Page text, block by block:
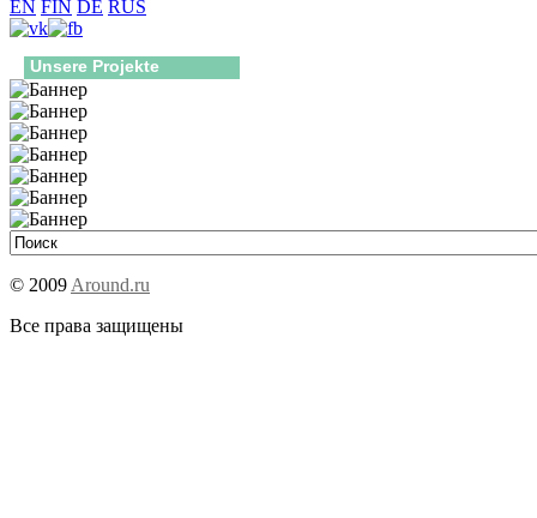
EN FIN DE RUS
Unsere Projekte
© 2009 Around.ru
Все права защищены